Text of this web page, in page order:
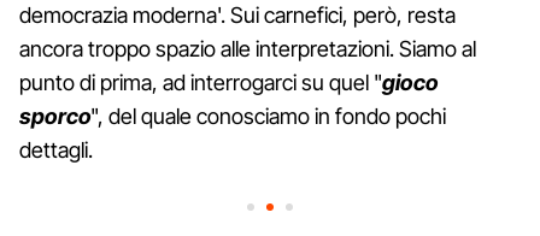
democrazia moderna'. Sui carnefici, però, resta
ancora troppo spazio alle interpretazioni. Siamo al
punto di prima, ad interrogarci su quel "gioco
sporco", del quale conosciamo in fondo pochi
dettagli.